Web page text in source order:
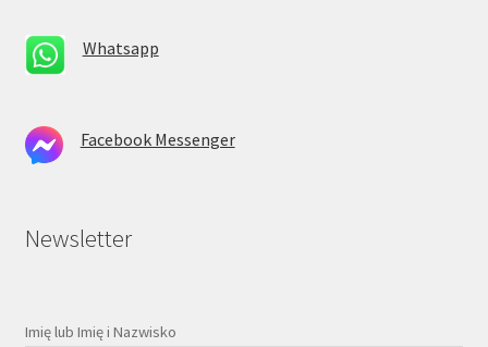
Whatsapp
Facebook Messenger
Newsletter
Imię lub Imię i Nazwisko